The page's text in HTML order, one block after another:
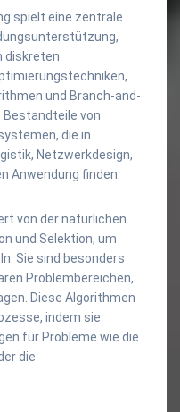
spielt eine zentrale
diskreten
und Branch-and-
Bestandteile von
die in
Netzwerkdesign,
Anwendung finden.
von der natürlichen
und Selektion, um
Sie sind besonders
Problembereichen,
Diese Algorithmen
indem sie
für Probleme wie die
die